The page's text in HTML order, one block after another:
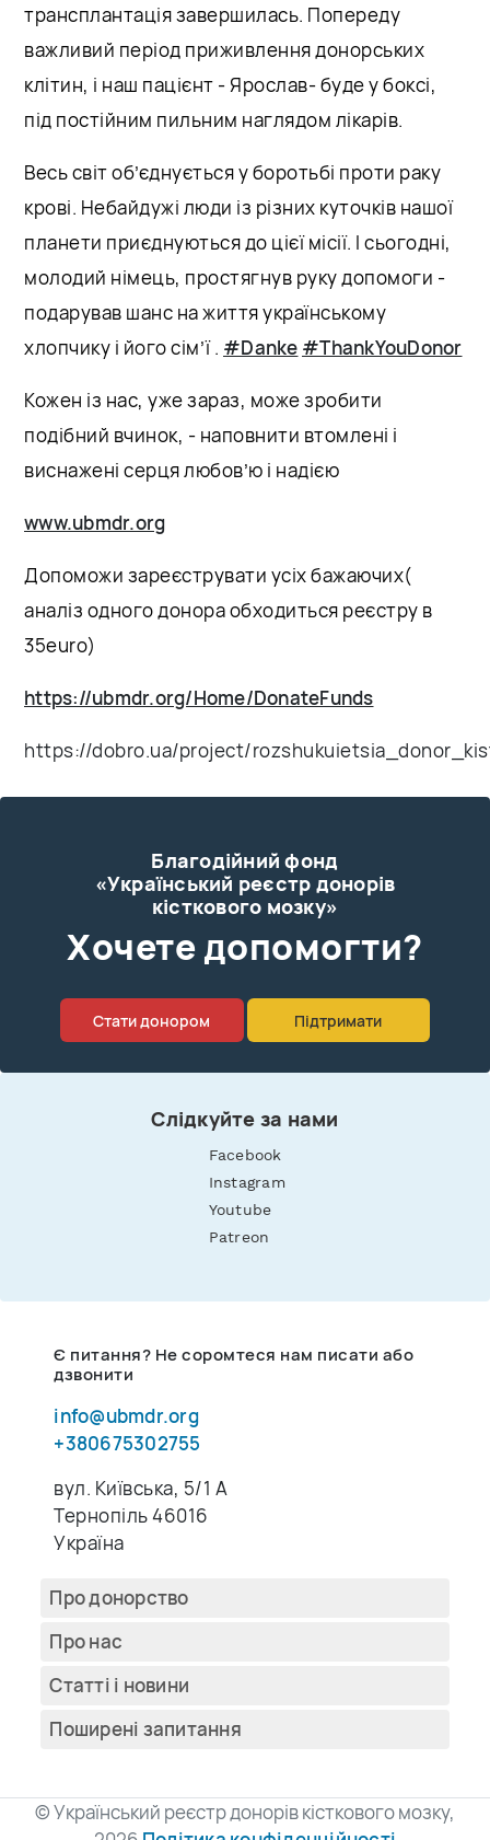
трансплантація завершилась. Попереду
важливий період приживлення донорських
клітин, і наш пацієнт - Ярослав- буде у боксі,
під постійним пильним наглядом лікарів.
Весь світ об’єднується у боротьбі проти раку
крові. Небайдужі люди із різних куточків нашої
планети приєднуються до цієї місії. І сьогодні,
молодий німець, простягнув руку допомоги -
подарував шанс на життя українському
хлопчику і його сім’ї . #Danke #ThankYouDonor
Кожен із нас, уже зараз, може зробити
подібний вчинок, - наповнити втомлені і
виснажені серця любов’ю і надією
www.ubmdr.org
Допоможи зареєструвати усіх бажаючих(
аналіз одного донора обходиться реєстру в
35euro)
https://ubmdr.org/Home/DonateFunds
https://dobro.ua/project/
Благодійний фонд
«Український реєстр донорів
кісткового мозку»
Xочете допомогти?
Стати донором Підтримати
Слідкуйте за нами
Facebook
Instagram
Youtube
Patreon
Є питання? Не соромтеся нам писати або
дзвонити
info@ubmdr.org
+380675302755
вул. Київська, 5/1 A
Тернопіль 46016
Україна
Про донорство
Про нас
Cтатті і новини
Поширені запитання
© Український реєстр донорів кісткового мозку,